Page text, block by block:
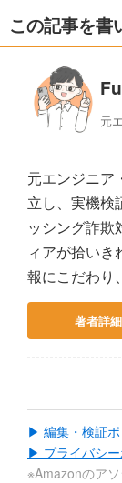
この記事を書
元
元エンジニア
立し、実機検
ッシング詐欺
ィアが拾い
報にこだわり
著者詳
▶ 編集・検証
▶ プライバシ
※Amazonのア